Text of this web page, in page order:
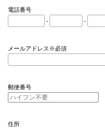
電話番号
-
-
メールアドレス※必須
郵便番号
住所